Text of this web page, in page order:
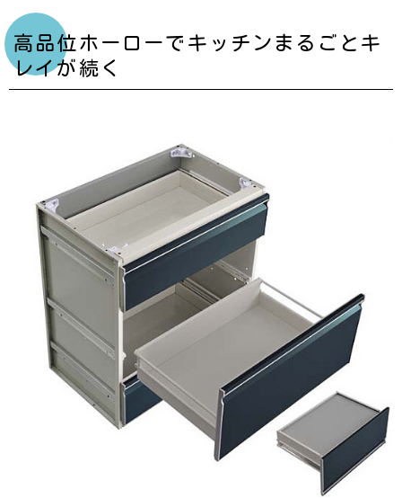
高品位ホーローでキッチンまるごとキ
レイが続く